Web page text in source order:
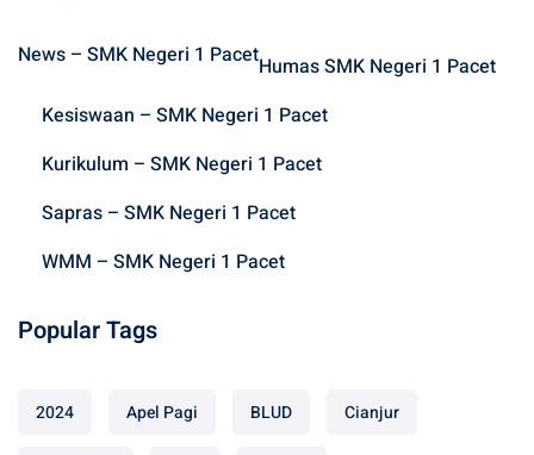
fNews – SMK Negeri 1 PacetHumas SMK Negeri 1 Pacet
Kesiswaan – SMK Negeri 1 Pacet
Kurikulum – SMK Negeri 1 Pacet
Sapras – SMK Negeri 1 Pacet
WMM – SMK Negeri 1 Pacet
Popular Tags
2024 Apel Pagi BLUD Cianjur